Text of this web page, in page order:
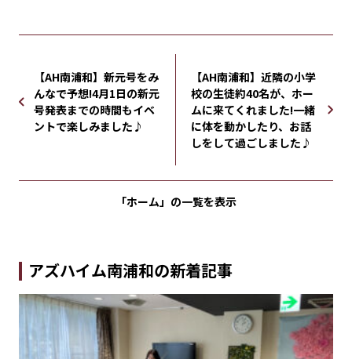
【AH南浦和】新元号をみ
んなで予想!4月1日の新元
号発表までの時間もイベ
ントで楽しみました♪
【AH南浦和】近隣の小学
校の生徒約40名が、ホー
ムに来てくれました!一緒
に体を動かしたり、お話
しをして過ごしました♪
「ホーム」の一覧を表示
アズハイム南浦和の新着記事